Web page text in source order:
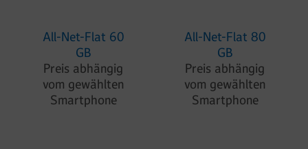
All-Net-Flat 60
GB
Preis abhängig
vom gewählten
Smartphone
All-Net-Flat 80
GB
Preis abhängig
vom gewählten
Smartphone